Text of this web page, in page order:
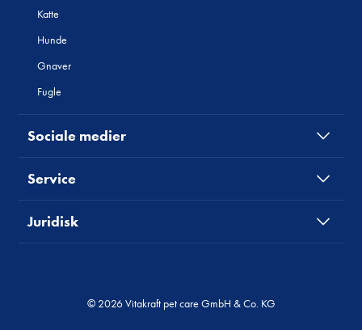
Katte
Hunde
Gnaver
Fugle
Sociale medier
Service
Juridisk
© 2026 Vitakraft pet care GmbH & Co. KG